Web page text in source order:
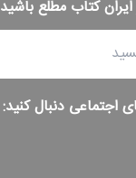
کتاب مطلع باشید
اجتماعی دنبال کنید: